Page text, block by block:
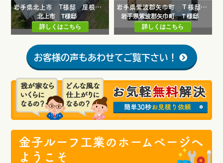
岩手県北上市 T様邸 屋根塗装工事
北上市 T様邸
詳しくはこちら
岩手県紫波郡矢巾町 Ｔ様邸 屋根塗装工事・外壁塗装工事・外部塗装工事・雨樋修繕工事・コーキング工事
岩手県紫波郡矢巾町 Ｔ様邸
詳しくはこちら
お客様の声もあわせてご覧下さい！
金子ルーフ工業のホームページへ
ようこそ